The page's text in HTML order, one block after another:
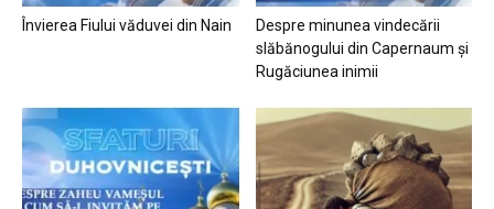
Învierea Fiului văduvei din Nain
Despre minunea vindecării
slăbănogului din Capernaum și
Rugăciunea inimii